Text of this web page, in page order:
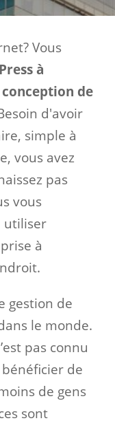
Vous
à
de
d'avoir
simple à
vous avez
pas
vous
utiliser
à
gestion de
le monde.
pas connu
de
de gens
sont